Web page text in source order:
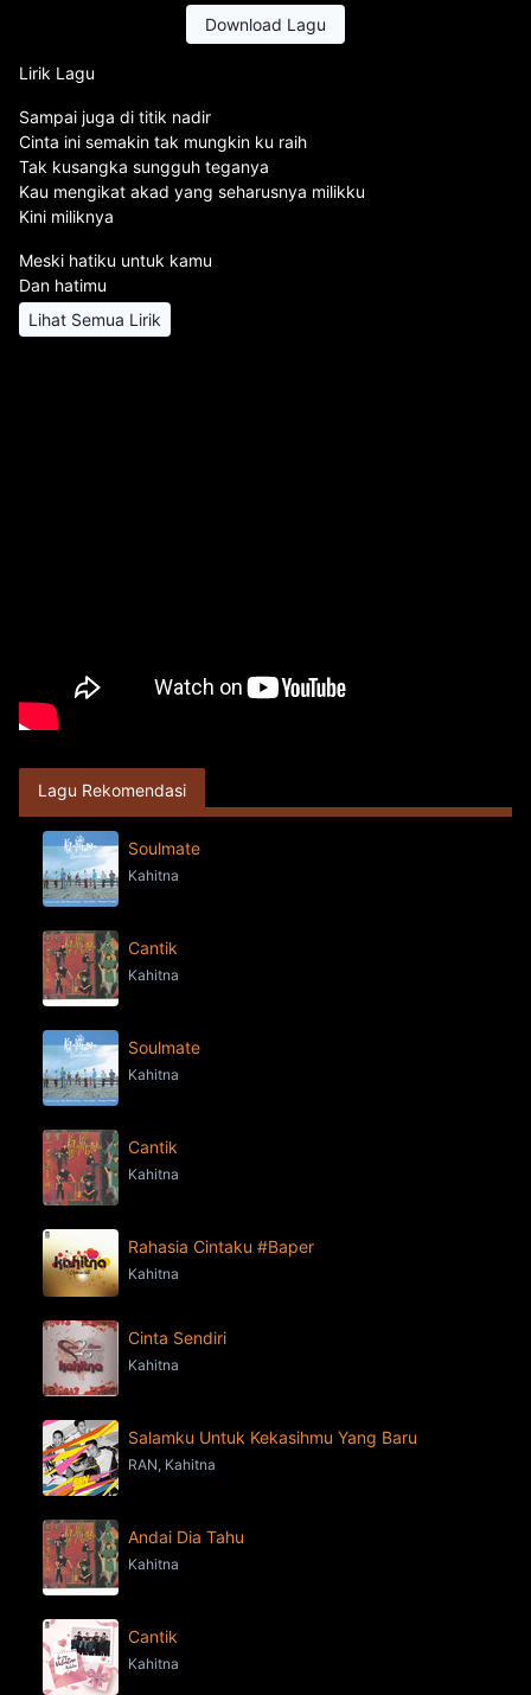
Download Lagu
Lirik Lagu
Sampai juga di titik nadir
Cinta ini semakin tak mungkin ku raih
Tak kusangka sungguh teganya
Kau mengikat akad yang seharusnya milikku
Kini miliknya
Meski hatiku untuk kamu
Dan hatimu
Lihat Semua Lirik
Lagu Rekomendasi
Soulmate
Kahitna
Cantik
Kahitna
Soulmate
Kahitna
Cantik
Kahitna
Rahasia Cintaku #Baper
Kahitna
Cinta Sendiri
Kahitna
Salamku Untuk Kekasihmu Yang Baru
RAN, Kahitna
Andai Dia Tahu
Kahitna
Cantik
Kahitna